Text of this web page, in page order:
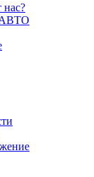
АВТО